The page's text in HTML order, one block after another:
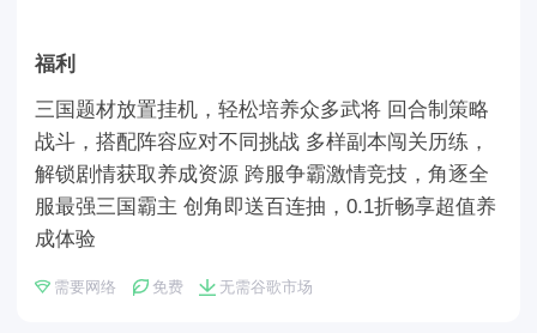
福利
三国题材放置挂机，轻松培养众多武将 回合制策略
战斗，搭配阵容应对不同挑战 多样副本闯关历练，
解锁剧情获取养成资源 跨服争霸激情竞技，角逐全
服最强三国霸主 创角即送百连抽，0.1折畅享超值养
成体验
需要网络 免费 无需谷歌市场